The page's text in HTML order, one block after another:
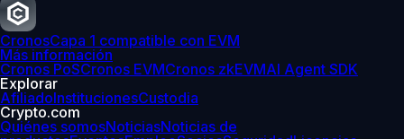
CronosCapa 1 compatible con EVM
Más información
Cronos PoSCronos EVMCronos zkEVMAI Agent SDK
Explorar
AfiliadoInstitucionesCustodia
Crypto.com
Quiénes somosNoticiasNoticias de